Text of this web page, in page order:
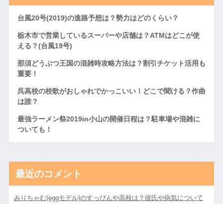
台風20号(2019)の進路予想は？勢力はどのくらい？
栃木市で営業しているスーパーや店舗は？ATMはどこが使
える？(台風19号)
那須どうぶつ王国の混雑時攻略方法は？割引チケット活用も
重要！
呉高校の校歌がおしゃれでかっこいい！どこで聞ける？作曲
は誰？
最強ラーメン祭2019in小山の開催日程は？駐車場や混雑に
ついても！
最近のコメント
みりちゃむ(eggモデル)のすっぴんや高校は？彼氏や病気について